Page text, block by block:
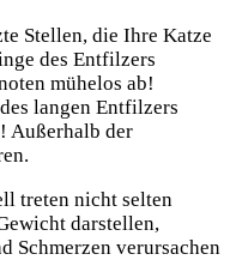
Stellen, die Ihre Katze
des Entfilzers
mühelos ab!
langen Entfilzers
Außerhalb der
treten nicht selten
darstellen,
Schmerzen verursachen